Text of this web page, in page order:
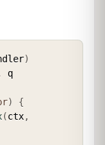
)
q
)
{
(ctx,